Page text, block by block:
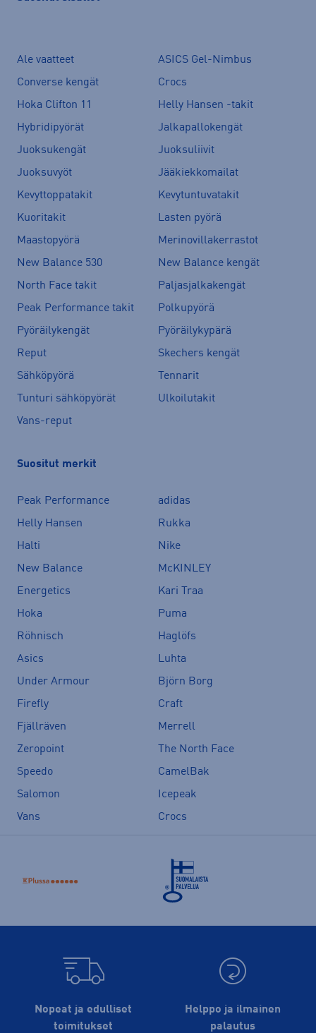
Ale vaatteet
ASICS Gel-Nimbus
Converse kengät
Crocs
Hoka Clifton 11
Helly Hansen -takit
Hybridipyörät
Jalkapallokengät
Juoksukengät
Juoksuliivit
Juoksuvyöt
Jääkiekkomailat
Kevyttoppatakit
Kevytuntuvatakit
Kuoritakit
Lasten pyörä
Maastopyörä
Merinovillakerrastot
New Balance 530
New Balance kengät
North Face takit
Paljasjalkakengät
Peak Performance takit
Polkupyörä
Pyöräilykengät
Pyöräilykypärä
Reput
Skechers kengät
Sähköpyörä
Tennarit
Tunturi sähköpyörät
Ulkoilutakit
Vans-reput
Suositut merkit
Peak Performance
adidas
Helly Hansen
Rukka
Halti
Nike
New Balance
McKINLEY
Energetics
Kari Traa
Hoka
Puma
Röhnisch
Haglöfs
Asics
Luhta
Under Armour
Björn Borg
Firefly
Craft
Fjällräven
Merrell
Zeropoint
The North Face
Speedo
CamelBak
Salomon
Icepeak
Vans
Crocs
Nopeat ja edulliset
toimitukset
Helppo ja ilmainen
palautus